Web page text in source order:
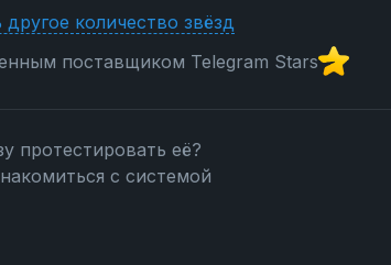
количество звёзд
поставщиком Telegram Stars
протестировать её?
с системой